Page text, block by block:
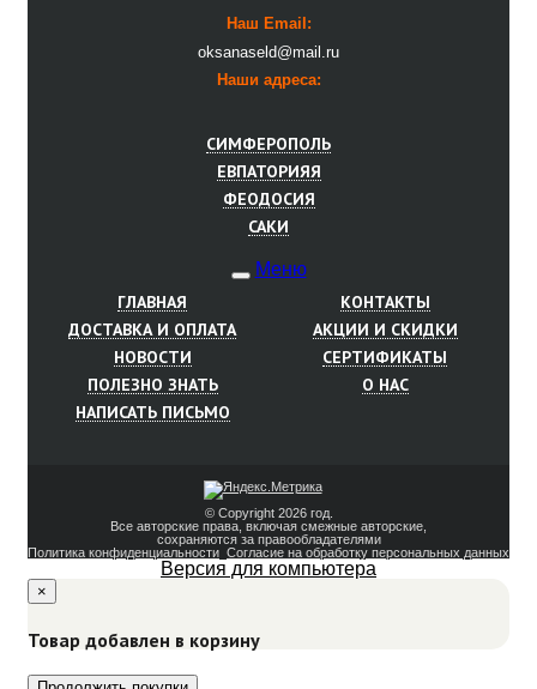
Наш Email:
oksanaseld@mail.ru
Наши адреса:
СИМФЕРОПОЛЬ
ЕВПАТОРИЯЯ
ФЕОДОСИЯ
САКИ
T
a
t
i
o
n
Меню
ГЛАВНАЯ
ДОСТАВКА И ОПЛАТА
НОВОСТИ
ПОЛЕЗНО ЗНАТЬ
НАПИСАТЬ ПИСЬМО
КОНТАКТЫ
АКЦИИ И СКИДКИ
СЕРТИФИКАТЫ
О НАС
© Copyright 2026 год.
Все авторские права, включая смежные авторские,
сохраняются за правообладателями
Политика конфиденциальности Согласие на обработку персональных данных
Версия для компьютера
×
Товар добавлен в корзину